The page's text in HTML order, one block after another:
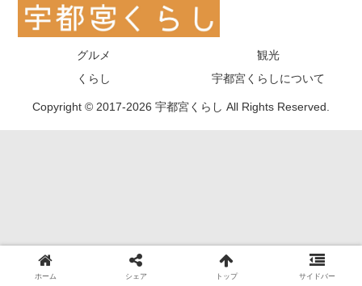
グルメ
観光
くらし
宇都宮くらしについて
Copyright © 2017-2026 宇都宮くらし All Rights Reserved.
ホーム シェア トップ サイドバー